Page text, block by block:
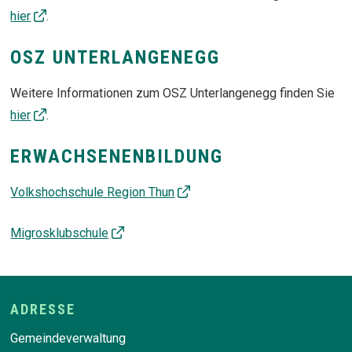
hier
.
OSZ UNTERLANGENEGG
Weitere Informationen zum OSZ Unterlangenegg finden Sie
hier
.
ERWACHSENENBILDUNG
Volkshochschule Region Thun
Migrosklubschule
Footer
ADRESSE
Gemeindeverwaltung